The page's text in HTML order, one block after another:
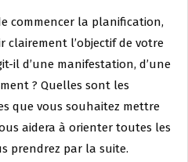
commencer la planification,
l’objectif de votre
il d’une manifestation, d’une
? Quelles sont les
que vous souhaitez mettre
aidera à orienter toutes les
prendrez par la suite.